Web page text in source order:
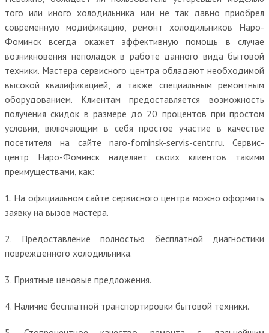
того или иного холодильника или не так давно приобрёл
современную модификацию, ремонт холодильников Наро-
Фоминск всегда окажет эффективную помощь в случае
возникновения неполадок в работе данного вида бытовой
техники. Мастера сервисного центра обладают необходимой
высокой квалификацией, а также специальным ремонтным
оборудованием. Клиентам предоставляется возможность
получения скидок в размере до 20 процентов при простом
условии, включающим в себя простое участие в качестве
посетителя на сайте naro-fominsk-servis-centr.ru. Сервис-
центр Наро-Фоминск наделяет своих клиентов такими
преимуществами, как:
1. На официальном сайте сервисного центра можно оформить
заявку на вызов мастера.
2. Предоставление полностью бесплатной диагностики
поврежденного холодильника.
3. Приятные ценовые предложения.
4. Наличие бесплатной транспортировки бытовой техники.